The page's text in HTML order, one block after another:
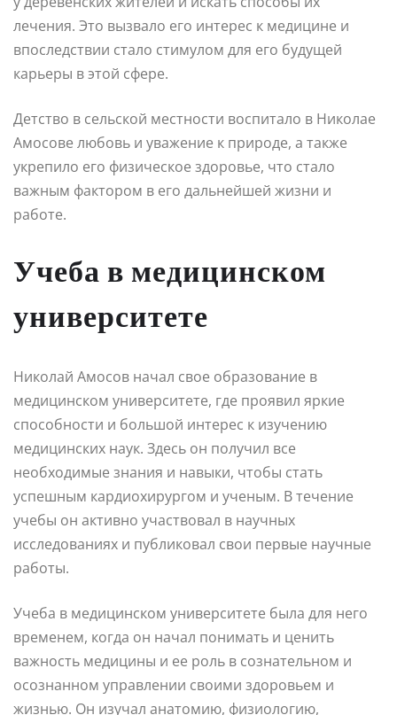
лечения. Это вызвало его интерес к медицине и
впоследствии стало стимулом для его будущей
карьеры в этой сфере.
Детство в сельской местности воспитало в Николае
Амосове любовь и уважение к природе, а также
укрепило его физическое здоровье, что стало
важным фактором в его дальнейшей жизни и
работе.
Учеба в медицинском
университете
Николай Амосов начал свое образование в
медицинском университете, где проявил яркие
способности и большой интерес к изучению
медицинских наук. Здесь он получил все
необходимые знания и навыки, чтобы стать
успешным кардиохирургом и ученым. В течение
учебы он активно участвовал в научных
исследованиях и публиковал свои первые научные
работы.
Учеба в медицинском университете была для него
временем, когда он начал понимать и ценить
важность медицины и ее роль в сознательном и
осознанном управлении своими здоровьем и
жизнью. Он изучал анатомию, физиологию,